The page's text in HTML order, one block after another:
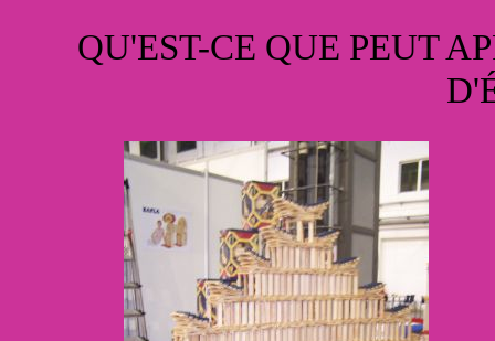
QU'EST-CE QUE PEUT